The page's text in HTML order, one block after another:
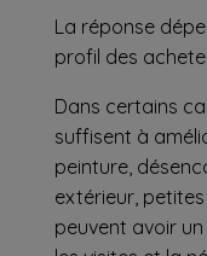
La réponse
profil des
Dans certains
suffisent à
peinture,
extérieur,
peuvent avoir